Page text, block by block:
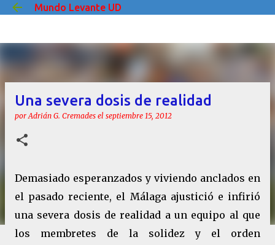
Ir al contenido principal
Mundo Levante UD
Una severa dosis de realidad
porAdrián G. Cremades el septiembre 15, 2012
Demasiado esperanzados y viviendo anclados en
el pasado reciente, el Málaga ajustició e infirió
una severa dosis de realidad a un equipo al que
los membretes de la solidez y el orden